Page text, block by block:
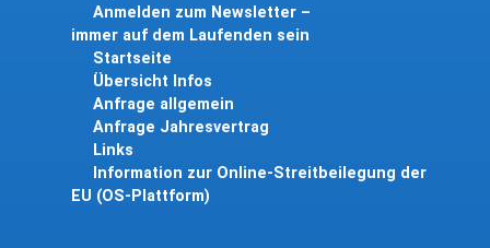
Anmelden zum Newsletter –
immer auf dem Laufenden sein
Startseite
Übersicht Infos
Anfrage allgemein
Anfrage Jahresvertrag
Links
Information zur Online-Streitbeilegung der
EU (OS-Plattform)